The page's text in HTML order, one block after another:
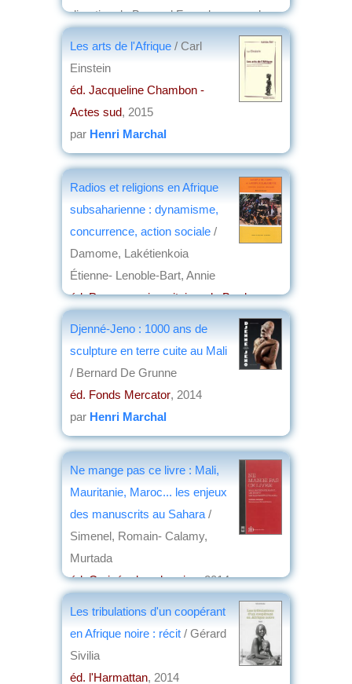
direction de Bernard Fansaka ; avec la
collaboration de P. Bilé, de P. Ki, de J.J.
, 2015
Les arts de l'Afrique / Carl
Einstein
éd. Jacqueline Chambon -
Actes sud, 2015
par Henri Marchal
Radios et religions en Afrique
subsaharienne : dynamisme,
concurrence, action sociale /
Damome, Lakétienkoia
Étienne- Lenoble-Bart, Annie
éd. Presses universitaires de Bordeaux,
Djenné-Jeno : 1000 ans de
sculpture en terre cuite au Mali
/ Bernard De Grunne
éd. Fonds Mercator, 2014
par Henri Marchal
Ne mange pas ce livre : Mali,
Mauritanie, Maroc... les enjeux
des manuscrits au Sahara /
Simenel, Romain- Calamy,
Murtada
éd. Croisée des chemins, 2014
Les tribulations d'un coopérant
en Afrique noire : récit / Gérard
Sivilia
éd. l'Harmattan, 2014